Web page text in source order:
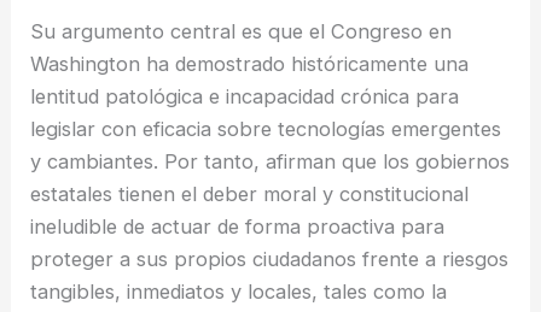
Su argumento central es que el Congreso en
Washington ha demostrado históricamente una
lentitud patológica e incapacidad crónica para
legislar con eficacia sobre tecnologías emergentes
y cambiantes. Por tanto, afirman que los gobiernos
estatales tienen el deber moral y constitucional
ineludible de actuar de forma proactiva para
proteger a sus propios ciudadanos frente a riesgos
tangibles, inmediatos y locales, tales como la